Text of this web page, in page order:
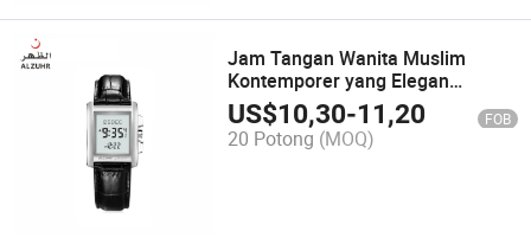
Jam Tangan Wanita Muslim
Kontemporer yang Elegan
dengan Taqweem
US$10,30-11,20 FOB
20 Potong (MOQ)